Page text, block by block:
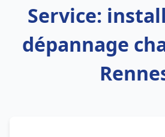
Service:
dépannage